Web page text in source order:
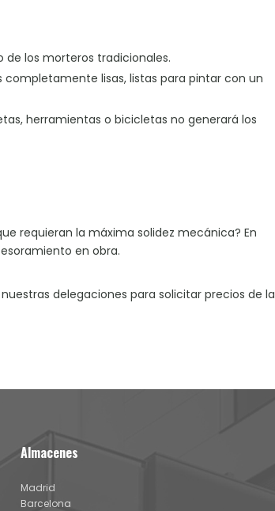
de los morteros tradicionales.
completamente lisas, listas para pintar con un
herramientas o bicicletas no generará los
requieran la máxima solidez mecánica? En
en obra.
delegaciones para solicitar precios de la
Almacenes
Madrid
Barcelona